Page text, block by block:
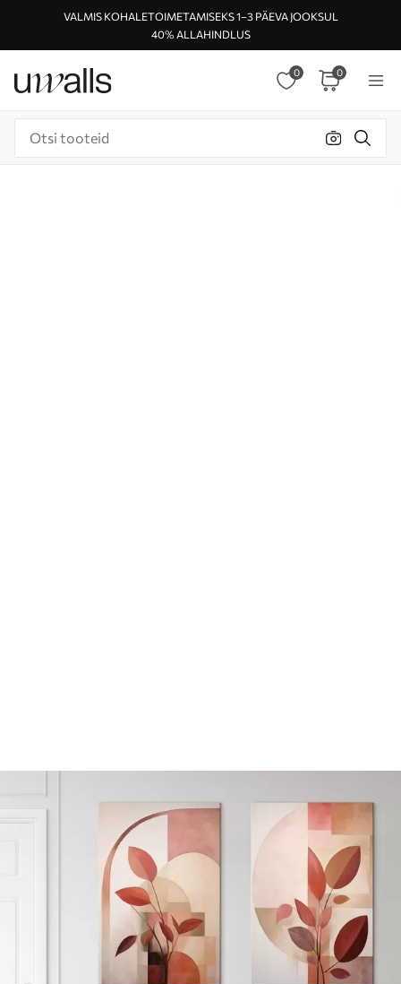
VALMIS KOHALETOIMETAMISEKS 1–3 PÄEVA JOOKSUL
40% ALLAHINDLUS
0 0